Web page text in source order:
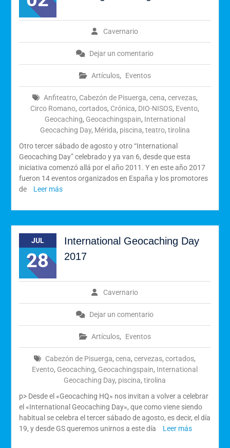
Evento del 1 de mayo de
Cavernario
Dejar un comentario
Artículos, Eventos
Anfiteatro, Cabezón de Pisuerga, cena, cervezas,
Circo Romano,cortados, Crónica, DIO-NISOS, Evento,
Geocaching, Geocachingspain, International
Geocaching Day, Mérida, piscina, teatro, tirolina
Otro tercer sábado de agosto y otro “International
Geocaching Day” celebrado y ya van 6, desde que esta
iniciativa comenzó allá por el año 2011. Y en este año 2017
fueron 14 eventos organizados en España y los promotores
de
Leer más
JUL
28
International Geocaching Day
2017
Cavernario
Dejar un comentario
Artículos, Eventos
Cabezón de Pisuerga,cena,cervezas,cortados,
Evento, Geocaching, Geocachingspain, International
Geocaching Day, piscina,tirolina
p> Desde el «Geocaching HQ» nos invitan a volver a celebrar
el «International Geocaching Day», que como viene siendo
habitual se celebra el tercer sábado de agosto, es decir, el día
19, y desde GS queremos unirnos a este día
Leer más